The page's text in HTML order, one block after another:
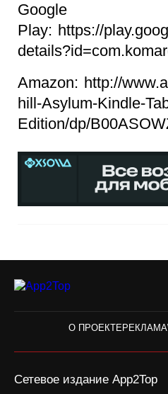
Google
Play: https://
Amazon: http://
hill-Asylum-Kindle-
Edition/dp/
О ПРОЕКТЕРЕКЛАМА
Сетевое издание App2Top